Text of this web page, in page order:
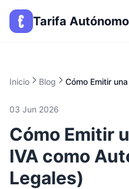
Tarifa Autónomo
Inicio Blog
03 Jun 2026
Cómo Emitir
IVA como
Legales)